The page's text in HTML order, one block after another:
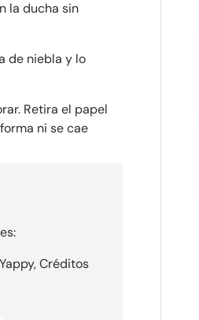
la ducha sin
de niebla y lo
Retira el papel
ni se cae
Créditos